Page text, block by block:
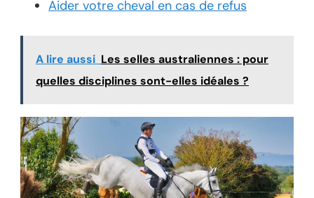
Aider votre cheval en cas de refus
A lire aussi Les selles australiennes : pour
quelles disciplines sont-elles idéales ?